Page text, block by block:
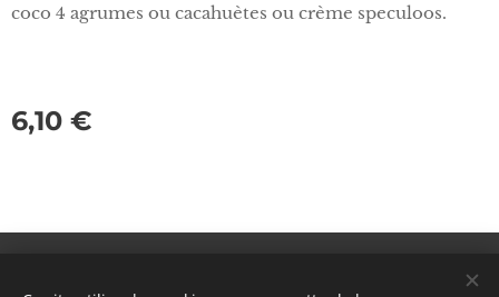
coco 4 agrumes ou cacahuètes ou crème speculoos.
6,10 €